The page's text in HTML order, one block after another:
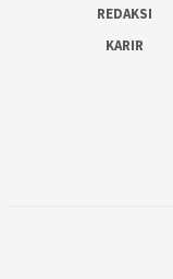
REDAKSI
KARIR